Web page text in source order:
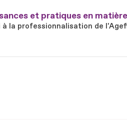
et pratiques en
à la professionnalisation de